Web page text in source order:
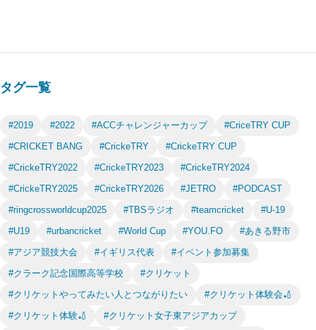
タグ一覧
#2019 #2022 #ACCチャレンジャーカップ
#CriceTRY CUP
#CRICKET BANG
#CrickeTRY
#CrickeTRY CUP
#CrickeTRY2022
#CrickeTRY2023
#CrickeTRY2024
#CrickeTRY2025
#CrickeTRY2026 #JETRO
#PODCAST
#ringcrossworldcup2025
#TBSラジオ #teamcricket
#U-19
#U19
#urbancricket #World Cup #YOU.FO
#あきる野市
#アジア競技大会
#イギリス代表
#イベント参加募集
#クラーク記念国際高等学校
#クリケット
#クリケットやってみたい人とつながりたい
#クリケット体験会🏏
#クリケット体験🏏
#クリケット女子東アジアカップ